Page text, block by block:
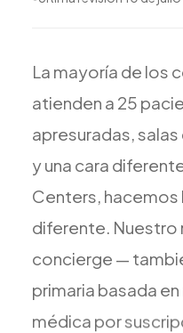
Neuropatía
Vértigo y Mareo
La mayoría de los
atienden a 25
apresuradas,salas
yuna cara
Centers, hacemos
diferente. Nuestro
concierge —
primaria basada en
médica por